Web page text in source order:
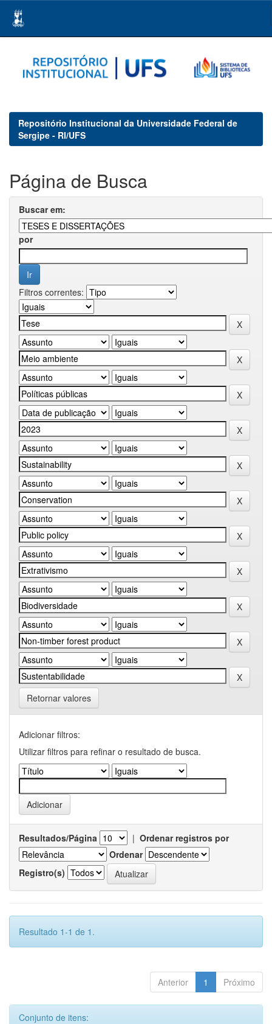
navigation
Repositório Institucional da Universidade Federal de
Sergipe - RI/UFS
Página de Busca
Buscar em:
por
Filtros correntes:
Retornar valores
Adicionar filtros:
Utilizar filtros para refinar o resultado de busca.
Resultados/Página | Ordenar registros por
Ordenar
Registro(s)
Resultado 1-1 de 1.
Anterior 1 Próximo
Conjunto de itens: